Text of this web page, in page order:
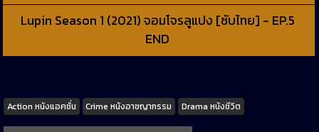
Lupin Season 1 (2021) จอมโจรลูแปง [ซับไทย] - EP.5
END
Tags
Action หนังแอคชั่น Crime หนังอาชญากรรม Drama หนังชีวิต